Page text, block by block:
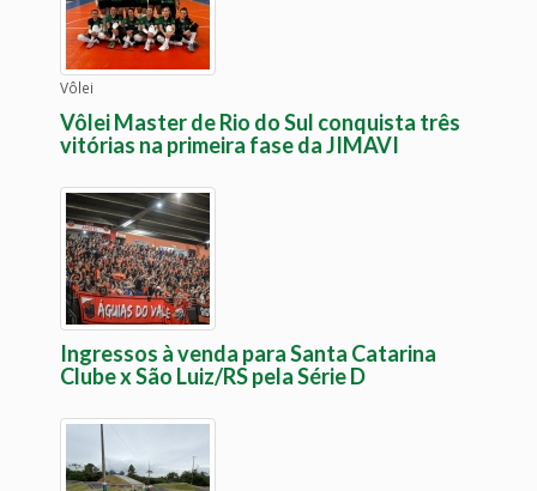
Vôlei
Vôlei Master de Rio do Sul conquista três
vitórias na primeira fase da JIMAVI
Ingressos à venda para Santa Catarina
Clube x São Luiz/RS pela Série D